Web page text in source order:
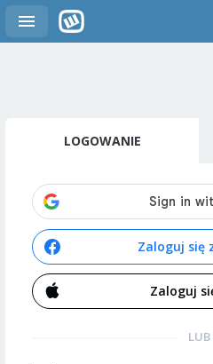
LOGOWANIE
Zaloguj się
Zaloguj
LUB